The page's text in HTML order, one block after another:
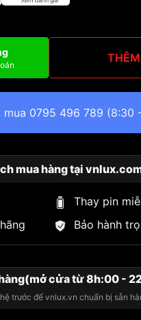
mua 0795 496 789 (8:30
mua hàng tại
Thay pin
Bảo hành
cửa từ 8h:00 -
trước để vnlux.vn chuẩn bị sẵn